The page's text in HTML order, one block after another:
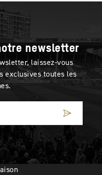
newsletter
laissez-vous
exclusives toutes les